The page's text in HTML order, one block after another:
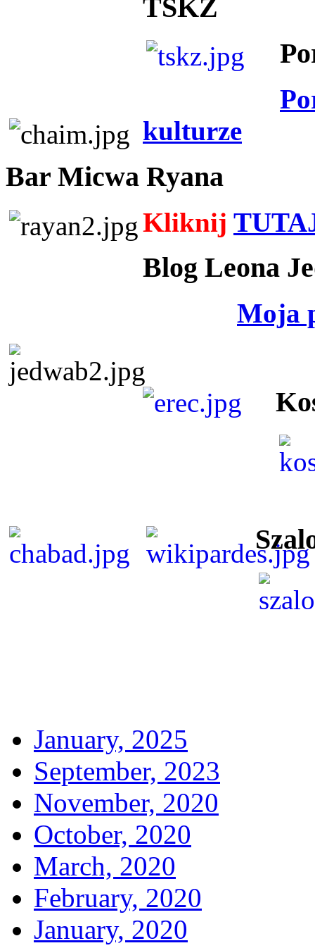
TSKZ
kulturze
Bar Micwa Ryana
Kliknij
Blog Leona
Moja
January, 2025
September, 2023
November, 2020
October, 2020
March, 2020
February, 2020
January, 2020